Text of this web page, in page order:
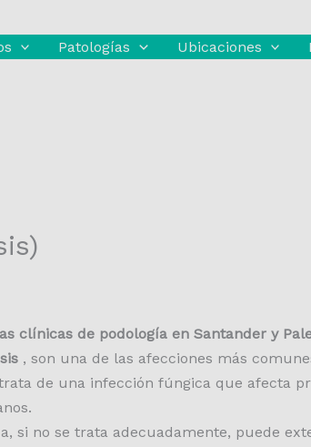
Patologías Ubicaciones
clínicas de podología en Santander y
, son una de las afecciones más
de una infección fúngica que afecta
si no se trata adecuadamente, puede